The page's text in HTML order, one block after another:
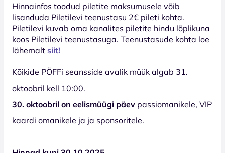
Hinnainfos toodud piletite maksumusele võib
lisanduda Piletilevi teenustasu 2€ pileti kohta.
Piletilevi kuvab oma kanalites piletite hindu lõplikuna
koos Piletilevi teenustasuga. Teenustasude kohta loe
lähemalt siit!
Kõikide PÖFFi seansside avalik müük algab 31.
oktoobril kell 10:00.
30. oktoobril on eelismüügi päev passiomanikele, VIP
kaardi omanikele ja ja sponsoritele.